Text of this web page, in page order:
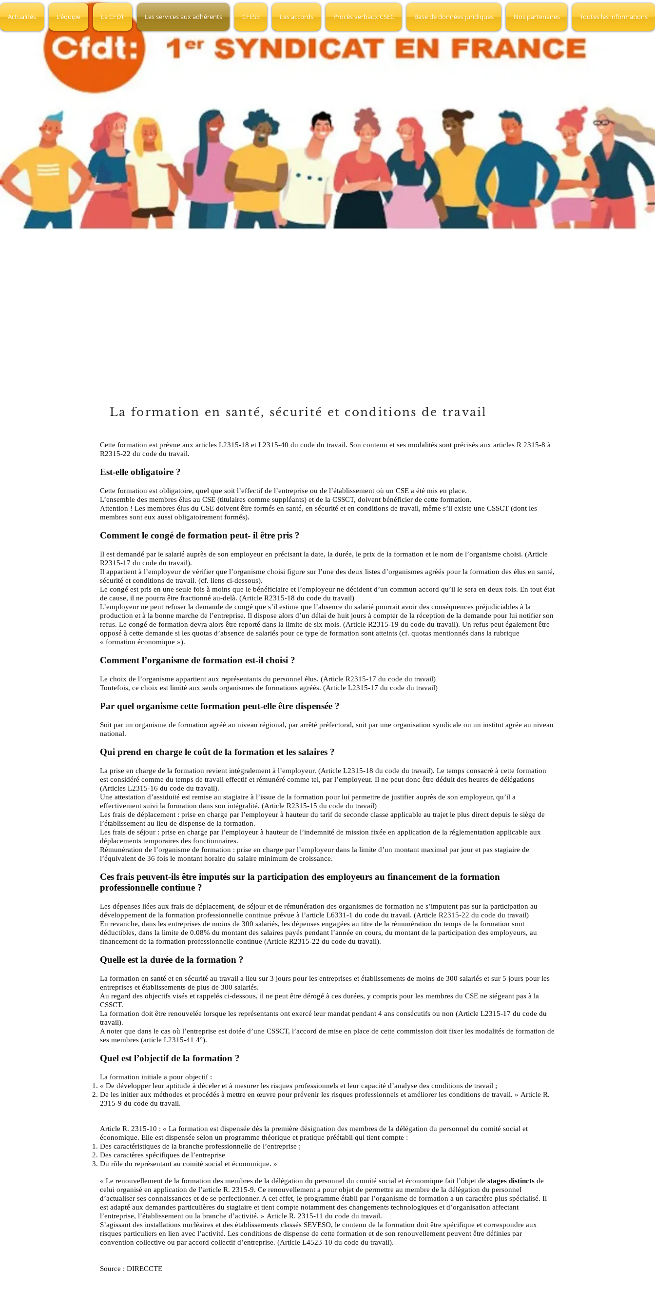
Actualités L'équipe La CFDT Les services aux adhérents CFESS Les accords Procès verbaux CSEC Base de données juridiques Nos partenaires Toutes les informations
La formation en santé, sécurité et conditions de travail
Cette formation est prévue aux articles L2315-18 et L2315-40 du code du travail. Son contenu et ses modalités sont précisés aux articles R 2315-8 à
R2315-22 du code du travail.
Est-elle obligatoire ?
Cette formation est obligatoire, quel que soit l’effectif de l’entreprise ou de l’établissement où un CSE a été mis en place.
L’ensemble des membres élus au CSE (titulaires comme suppléants) et de la CSSCT, doivent bénéficier de cette formation.
Attention ! Les membres élus du CSE doivent être formés en santé, en sécurité et en conditions de travail, même s’il existe une CSSCT (dont les
membres sont eux aussi obligatoirement formés).
Comment le congé de formation peut- il être pris ?
Il est demandé par le salarié auprès de son employeur en précisant la date, la durée, le prix de la formation et le nom de l’organisme choisi. (Article
R2315-17 du code du travail).
Il appartient à l’employeur de vérifier que l’organisme choisi figure sur l’une des deux listes d’organismes agréés pour la formation des élus en santé,
sécurité et conditions de travail. (cf. liens ci-dessous).
Le congé est pris en une seule fois à moins que le bénéficiaire et l’employeur ne décident d’un commun accord qu’il le sera en deux fois. En tout état
de cause, il ne pourra être fractionné au-delà. (Article R2315-18 du code du travail)
L’employeur ne peut refuser la demande de congé que s’il estime que l’absence du salarié pourrait avoir des conséquences préjudiciables à la
production et à la bonne marche de l’entreprise. Il dispose alors d’un délai de huit jours à compter de la réception de la demande pour lui notifier son
refus. Le congé de formation devra alors être reporté dans la limite de six mois. (Article R2315-19 du code du travail). Un refus peut également être
opposé à cette demande si les quotas d’absence de salariés pour ce type de formation sont atteints (cf. quotas mentionnés dans la rubrique
« formation économique »).
Comment l’organisme de formation est-il choisi ?
Le choix de l’organisme appartient aux représentants du personnel élus. (Article R2315-17 du code du travail)
Toutefois, ce choix est limité aux seuls organismes de formations agréés. (Article L2315-17 du code du travail)
Par quel organisme cette formation peut-elle être dispensée ?
Soit par un organisme de formation agréé au niveau régional, par arrêté préfectoral, soit par une organisation syndicale ou un institut agrée au niveau
national.
Qui prend en charge le coût de la formation et les salaires ?
La prise en charge de la formation revient intégralement à l’employeur. (Article L2315-18 du code du travail). Le temps consacré à cette formation
est considéré comme du temps de travail effectif et rémunéré comme tel, par l’employeur. Il ne peut donc être déduit des heures de délégations
(Articles L2315-16 du code du travail).
Une attestation d’assiduité est remise au stagiaire à l’issue de la formation pour lui permettre de justifier auprès de son employeur, qu’il a
effectivement suivi la formation dans son intégralité. (Article R2315-15 du code du travail)
Les frais de déplacement : prise en charge par l’employeur à hauteur du tarif de seconde classe applicable au trajet le plus direct depuis le siège de
l’établissement au lieu de dispense de la formation.
Les frais de séjour : prise en charge par l’employeur à hauteur de l’indemnité de mission fixée en application de la réglementation applicable aux
déplacements temporaires des fonctionnaires.
Rémunération de l’organisme de formation : prise en charge par l’employeur dans la limite d’un montant maximal par jour et pas stagiaire de
l’équivalent de 36 fois le montant horaire du salaire minimum de croissance.
Ces frais peuvent-ils être imputés sur la participation des employeurs au financement de la formation
professionnelle continue ?
Les dépenses liées aux frais de déplacement, de séjour et de rémunération des organismes de formation ne s’imputent pas sur la participation au
développement de la formation professionnelle continue prévue à l’article L6331-1 du code du travail. (Article R2315-22 du code du travail)
En revanche, dans les entreprises de moins de 300 salariés, les dépenses engagées au titre de la rémunération du temps de la formation sont
déductibles, dans la limite de 0.08% du montant des salaires payés pendant l’année en cours, du montant de la participation des employeurs, au
financement de la formation professionnelle continue (Article R2315-22 du code du travail).
Quelle est la durée de la formation ?
La formation en santé et en sécurité au travail a lieu sur 3 jours pour les entreprises et établissements de moins de 300 salariés et sur 5 jours pour les
entreprises et établissements de plus de 300 salariés.
Au regard des objectifs visés et rappelés ci-dessous, il ne peut être dérogé à ces durées, y compris pour les membres du CSE ne siégeant pas à la
CSSCT.
La formation doit être renouvelée lorsque les représentants ont exercé leur mandat pendant 4 ans consécutifs ou non (Article L2315-17 du code du
travail).
A noter que dans le cas où l’entreprise est dotée d’une CSSCT, l’accord de mise en place de cette commission doit fixer les modalités de formation de
ses membres (article L2315-41 4°).
Quel est l’objectif de la formation ?
La formation initiale a pour objectif :
« De développer leur aptitude à déceler et à mesurer les risques professionnels et leur capacité d’analyse des conditions de travail ;
De les initier aux méthodes et procédés à mettre en œuvre pour prévenir les risques professionnels et améliorer les conditions de travail. » Article R.
2315-9 du code du travail.
Article R. 2315-10 : « La formation est dispensée dès la première désignation des membres de la délégation du personnel du comité social et
économique. Elle est dispensée selon un programme théorique et pratique préétabli qui tient compte :
Des caractéristiques de la branche professionnelle de l’entreprise ;
Des caractères spécifiques de l’entreprise
Du rôle du représentant au comité social et économique. »
« Le renouvellement de la formation des membres de la délégation du personnel du comité social et économique fait l’objet de stages distincts de
celui organisé en application de l’article R. 2315-9. Ce renouvellement a pour objet de permettre au membre de la délégation du personnel
d’actualiser ses connaissances et de se perfectionner. A cet effet, le programme établi par l’organisme de formation a un caractère plus spécialisé. Il
est adapté aux demandes particulières du stagiaire et tient compte notamment des changements technologiques et d’organisation affectant
l’entreprise, l’établissement ou la branche d’activité. » Article R. 2315-11 du code du travail.
S’agissant des installations nucléaires et des établissements classés SEVESO, le contenu de la formation doit être spécifique et correspondre aux
risques particuliers en lien avec l’activité. Les conditions de dispense de cette formation et de son renouvellement peuvent être définies par
convention collective ou par accord collectif d’entreprise. (Article L4523-10 du code du travail).
Source : DIRECCTE